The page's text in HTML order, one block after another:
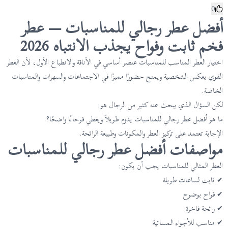
0
أفضل عطر رجالي للمناسبات — عطر
فخم ثابت وفواح يجذب الانتباه 2026
اختيار العطر المناسب للمناسبات عنصر أساسي في الأناقة والانطباع الأول، لأن العطر
القوي يعكس الشخصية ويمنح حضورًا مميزًا في الاجتماعات والسهرات والمناسبات
الخاصة.
لكن السؤال الذي يبحث عنه كثير من الرجال هو:
ما هو أفضل عطر رجالي للمناسبات يدوم طويلاً ويعطي فوحانًا واضحًا؟
الإجابة تعتمد على تركيز العطر والمكونات وطبيعة الرائحة.
مواصفات أفضل عطر رجالي للمناسبات
العطر المثالي للمناسبات يجب أن يكون:
✔ ثابت لساعات طويلة
✔ فواح بوضوح
✔ رائحة فاخرة
✔ مناسب للأجواء المسائية